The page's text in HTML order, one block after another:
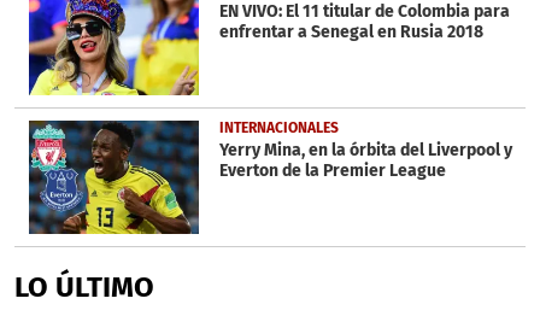
EN VIVO: El 11 titular de Colombia para
enfrentar a Senegal en Rusia 2018
INTERNACIONALES
Yerry Mina, en la órbita del Liverpool y
Everton de la Premier League
LO ÚLTIMO